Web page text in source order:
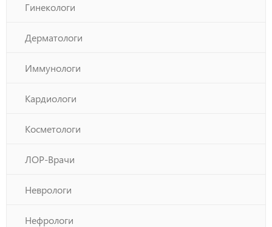
Гинекологи
Дерматологи
Иммунологи
Кардиологи
Косметологи
ЛОР-Врачи
Неврологи
Нефрологи